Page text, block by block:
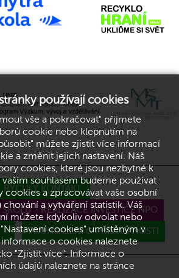
RYCHLÝ KONTAKT
- REALIZACE INVESTICE NPO
PROHLÁŠENÍ O PŘÍSTUPNOSTI
používají cookies
vše a pokračovat" přijmete
cookie nebo klepnutím na
můžete zjistit více informací
a změnit jejich nastavení. Náš
cookies, které jsou nezbytné k
souhlasem budeme používat
cookies a zpracovávat vaše osobní
chování a vytváření statistik. Váš
můžete kdykoliv odvolat nebo
cookies" umístěným v
o cookies naleznete
"Zjistit více". Informace o
údajů naleznete na stránce